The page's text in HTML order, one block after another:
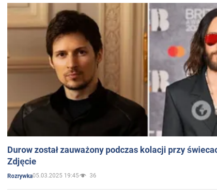
Durow został zauważony podczas kolacji przy
Zdjęcie
Rozrywka05.03.2025 19:45 36